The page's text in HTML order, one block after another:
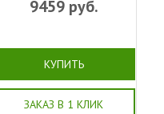
9459руб.
КУПИТЬ
ЗАКАЗ В 1 КЛИК